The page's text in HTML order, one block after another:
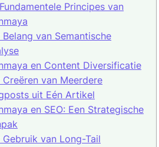
Principes van
Belang van Semantische
en Content Diversificatie
Creëren van Meerdere
uit Eén Artikel
en SEO: Een Strategische
Gebruik van Long-Tail